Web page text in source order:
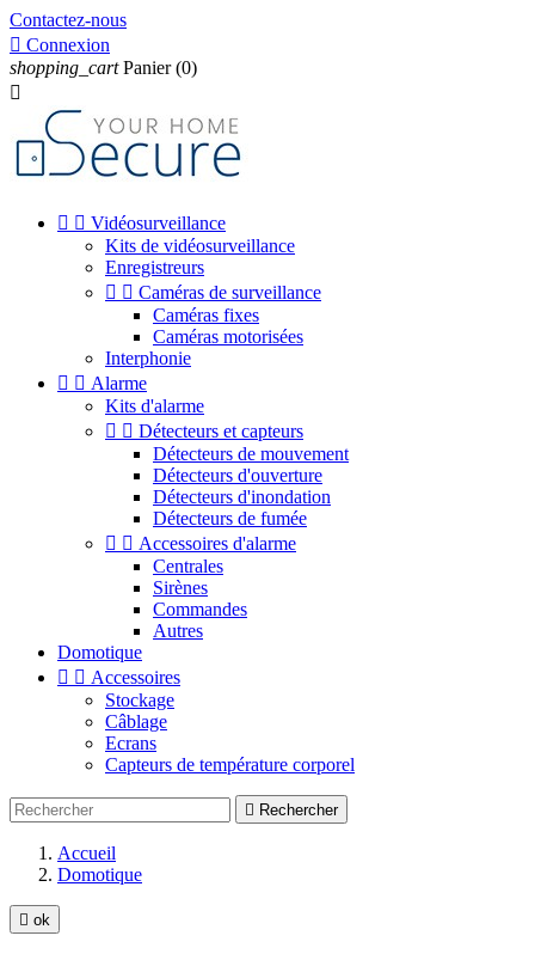
Contactez-nous
 Connexion
shopping_cart Panier (0)

  Vidéosurveillance
Kits de vidéosurveillance
Enregistreurs
  Caméras de surveillance
Caméras fixes
Caméras motorisées
Interphonie
  Alarme
Kits d'alarme
  Détecteurs et capteurs
Détecteurs de mouvement
Détecteurs d'ouverture
Détecteurs d'inondation
Détecteurs de fumée
  Accessoires d'alarme
Centrales
Sirènes
Commandes
Autres
Domotique
  Accessoires
Stockage
Câblage
Ecrans
Capteurs de température corporel
 Rechercher
Accueil
Domotique
 ok